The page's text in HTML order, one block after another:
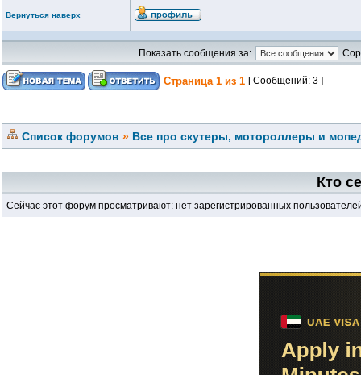
Вернуться наверх
Показать сообщения за:
Страница 1 из 1 [ Сообщений: 3 ]
Список форумов » Все про скутеры, мотороллеры и
Кто
Сейчас этот форум просматривают: нет зарегистрированных